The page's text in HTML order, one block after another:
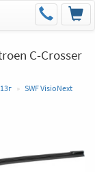
C-Crosser
SWF VisioNext